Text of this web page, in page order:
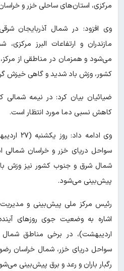
مرکزی، استان‌های ساحلی خزر و
وی افزود: در شمال آذربایجان
مازندران و ارتفاعات البرز
می‌شود و همزمان در مناطقی از
کشور، وزش باد شدید و گاهی خیزش
ضیائیان بیان کرد: در نیمه شمالی
کاهش نسبی دما مورد انتظار است.
وی
سواحل دریای خزر و خراسان شمالی
شمال شرق و جنوب کشور نیز وزش
پیش‌بینی می‌شود.
رئیس مرکز ملی پیش‌بینی و
اردیبهشت)، در برخی مناطق شمال
سواحل دریای خزر، شمال خراسان
رگبار باران و رعد و برق پیش‌بینی